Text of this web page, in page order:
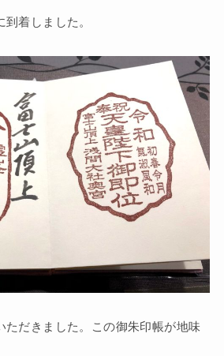
着しました。
ただきました。この御朱印帳が地味